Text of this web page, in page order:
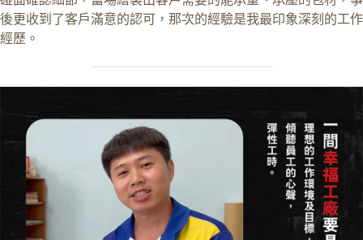
後更收到了客戶滿意的認可，那次的經驗是我最印象深刻的工作
經歷。